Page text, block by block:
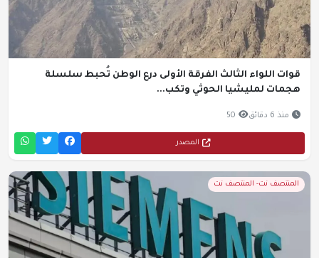
قوات اللواء الثالث الفرقة الأولى درع الوطن تُحبط سلسلة
هجمات لمليشيا الحوثي وتكب...
منذ 6 دقائق 50
المصدر
المنتصف نت- المنتصف نت